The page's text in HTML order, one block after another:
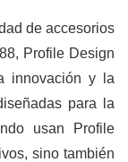
de accesorios
Profile Design
innovación y la
para la
usan Profile
sino también